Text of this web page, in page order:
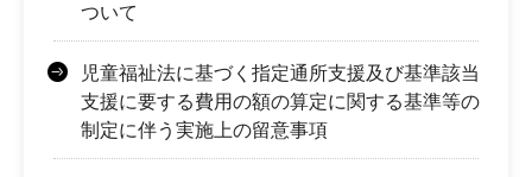
ついて
児童福祉法に基づく指定通所支援及び基準該当
支援に要する費用の額の算定に関する基準等の
制定に伴う実施上の留意事項